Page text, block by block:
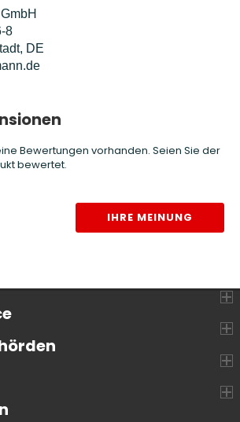
GmbH
8
DE
Bewertungen vorhanden. Seien Sie der
bewertet.
IHRE MEINUNG